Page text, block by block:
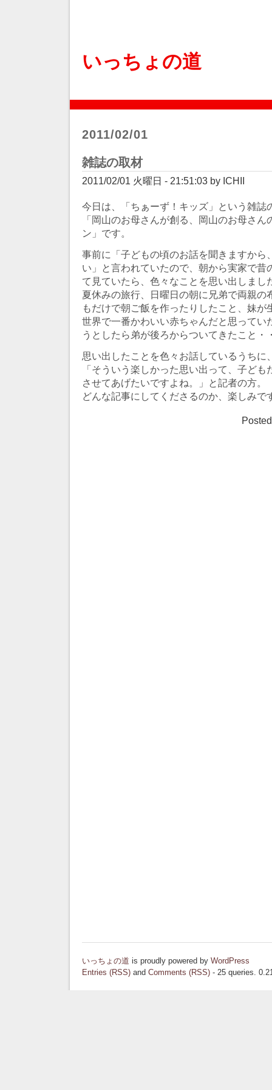
いっちょの道
2011/02/01
雑誌の取材
2011/02/01 火曜日 - 21:51:03 by ICHII
今日は、「ちぁーず！キッズ」という雑誌
「岡山のお母さんが創る、岡山のお母さ
ン」です。
事前に「子どもの頃のお話を聞きますから
い」と言われていたので、朝から実家で昔
て見ていたら、色々なことを思い出しまし
夏休みの旅行、日曜日の朝に兄弟で両親の
もだけで朝ご飯を作ったりしたこと、妹が
世界で一番かわいい赤ちゃんだと思ってい
うとしたら弟が後ろからついてきたこと・
思い出したことを色々お話しているうちに
「そういう楽しかった思い出って、子ど
させてあげたいですよね。」と記者の方。
どんな記事にしてくださるのか、楽しみで
いっちょの道 is proudly powered by WordPress
Entries (RSS) and Comments (RSS) - 25 queries.